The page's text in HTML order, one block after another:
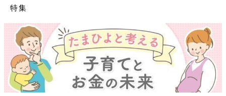
特集